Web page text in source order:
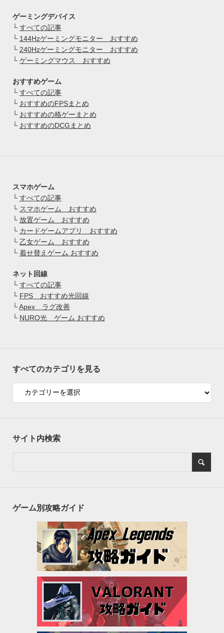
ゲーミングデバイス
└ すべての記事
└ 144Hzゲーミングモニター おすすめ
└ 240Hzゲーミングモニター おすすめ
└ ゲーミングマウス おすすめ
おすすめゲーム
└ すべての記事
└ おすすめのFPSまとめ
└ おすすめの格ゲーまとめ
└ おすすめのDCGまとめ
スマホゲーム
└ すべての記事
└ スマホゲーム おすすめ
└ 放置ゲーム おすすめ
└ カードゲームアプリ おすすめ
└ 乙女ゲーム おすすめ
└ 着せ替えゲーム おすすめ
ネット回線
└ すべての記事
└ FPS おすすめ光回線
└Apex ラグ改善
└ NURO光 ゲーム おすすめ
すべてのカテゴリを見る
サイト内検索
ゲーム別攻略ガイド